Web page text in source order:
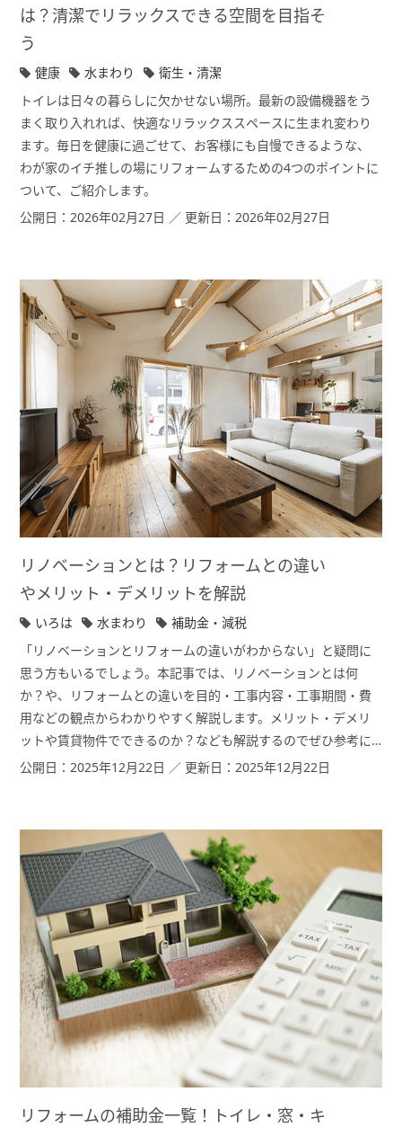
は？清潔でリラックスできる空間を目指そ
う
健康 水まわり
衛生・清潔
トイレは日々の暮らしに欠かせない場所。最新の設備機器をう
まく取り入れれば、快適なリラックススペースに生まれ変わり
ます。毎日を健康に過ごせて、お客様にも自慢できるような、
わが家のイチ推しの場にリフォームするための4つのポイントに
ついて、ご紹介します。
公開日：2026年02月27日 ／ 更新日：2026年02月27日
リノベーションとは？リフォームとの違い
やメリット・デメリットを解説
いろは 水まわり
補助金・減税
「リノベーションとリフォームの違いがわからない」と疑問に
思う方もいるでしょう。本記事では、リノベーションとは何
か？や、リフォームとの違いを目的・工事内容・工事期間・費
用などの観点からわかりやすく解説します。メリット・デメリ
ットや賃貸物件でできるのか？なども解説するのでぜひ参考に
してみてください。
公開日：2025年12月22日 ／ 更新日：2025年12月22日
リフォームの補助金一覧！トイレ・窓・キ